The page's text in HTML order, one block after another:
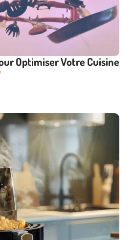
Optimiser Votre Cuisine